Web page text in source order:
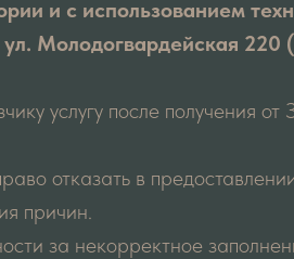
и с использованием
Молодогвардейская 220
услугу после получения
отказать в
причин.
за некорректное